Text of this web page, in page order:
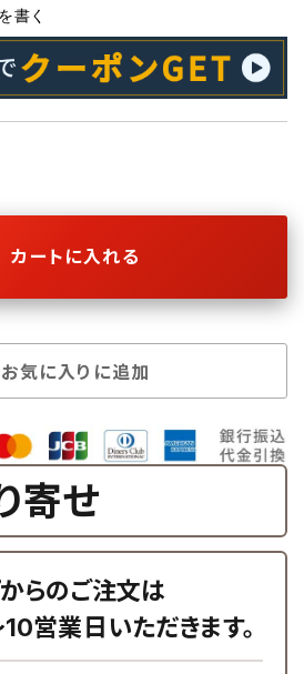
書く
カートに入れる
お気に入りに追加
寄せ
らのご注文は
営業日いただきます。